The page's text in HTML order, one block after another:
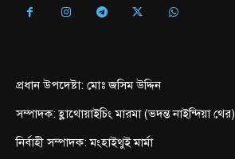
প্রধান উপদেষ্টা: মোঃ জসিম উদ্দিন
সম্পাদক: হ্লাথোয়াইচিং মারমা (ভদন্ত নাইন্দিয়া থের)
নির্বাহী সম্পাদক: মংহাইথুই মার্মা